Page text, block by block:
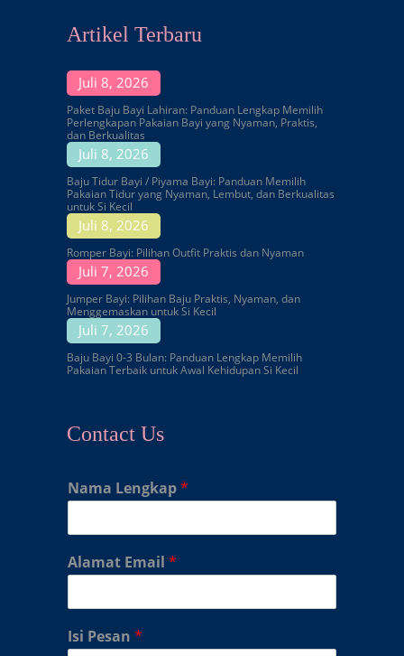
Artikel Terbaru
Juli 8, 2026
Paket Baju Bayi Lahiran: Panduan Lengkap Memilih
Perlengkapan Pakaian Bayi yang Nyaman, Praktis,
dan Berkualitas
Juli 8, 2026
Baju Tidur Bayi / Piyama Bayi: Panduan Memilih
Pakaian Tidur yang Nyaman, Lembut, dan Berkualitas
untuk Si Kecil
Juli 8, 2026
Romper Bayi: Pilihan Outfit Praktis dan Nyaman
Juli 7, 2026
Jumper Bayi: Pilihan Baju Praktis, Nyaman, dan
Menggemaskan untuk Si Kecil
Juli 7, 2026
Baju Bayi 0-3 Bulan: Panduan Lengkap Memilih
Pakaian Terbaik untuk Awal Kehidupan Si Kecil
Contact Us
Nama Lengkap*
Alamat Email *
Isi Pesan *